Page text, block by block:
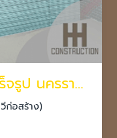
แผ่นพื้นคอนกรีตสำเร็จรูป นครราชสีมา
ก่อสร้าง)